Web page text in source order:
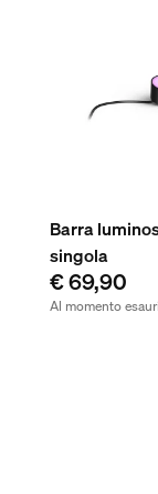
Barra
singola
€ 69,90
Al momento